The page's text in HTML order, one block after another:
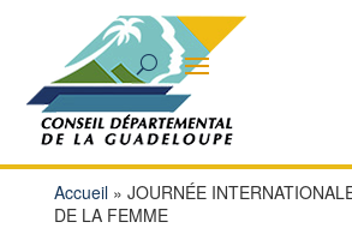
Accueil» JOURNÉE
DE LA FEMME